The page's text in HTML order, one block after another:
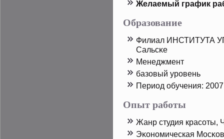
Желаемый график
Образование
Филиал ИНСТИТУТА
Сальсκе
Менеджмент
базовый урοвень
Период обучения:
Опыт работы
Жанр студия красоты,
Эκономическая